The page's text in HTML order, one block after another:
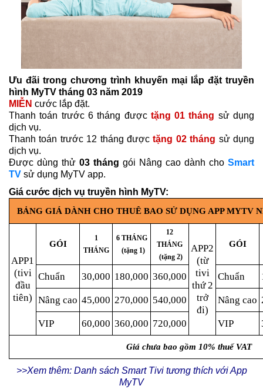
Ưu đãi trong chương trình khuyến mại lắp đặt truyền
hình MyTV tháng 03 năm 2019
MIỄN cước lắp đặt.
Thanh toán trước 6 tháng được tặng 01 tháng sử dụng
dịch vụ.
Thanh toán trước 12 tháng đượctặng 02 tháng sử dụng
dịch vụ.
Được dùng thử 03 tháng gói Nâng cao dành cho Smart
TV sử dụng MyTV app.
Giá cước dịch vụ truyền hình MyTV:
BẢNG GIÁ DÀNH CHO THUÊ BAO SỬ DỤNG APP MYTV
APP1
(tivi
đầu
tiên)
GÓI
1
THÁNG
6 THÁNG
(tặng 1)
12
THÁNG
(tặng 2)
APP2
(từ
tivi
thứ 2
trở
đi)
GÓI
Chuẩn 30,000 180,000 360,000 Chuẩn
Nâng cao 45,000 270,000 540,000 Nâng cao
VIP 60,000 360,000 720,000 VIP
Giá chưa bao gồm 10% thuế VAT
>>Xem thêm: Danh sách Smart Tivi tương thích với App
MyTV